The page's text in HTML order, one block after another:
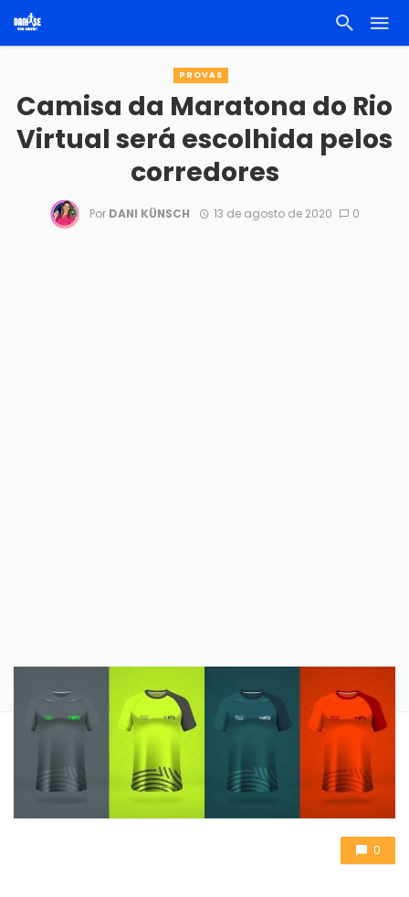
PROVAS
Camisa da Maratona do Rio
Virtual será escolhida pelos
corredores
Por DANI KÜNSCH 13 de agosto de 2020 0
0